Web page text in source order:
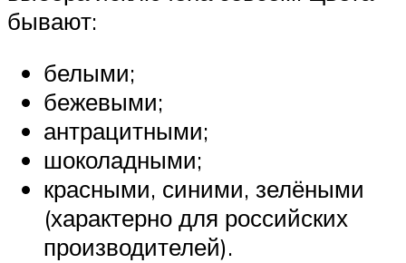
бывают:
белыми;
бежевыми;
антрацитными;
шоколадными;
красными, синими, зелёными
(характерно для российских
производителей).